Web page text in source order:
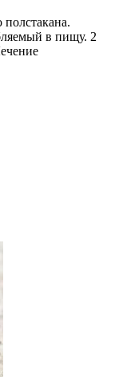
в пищу. 2